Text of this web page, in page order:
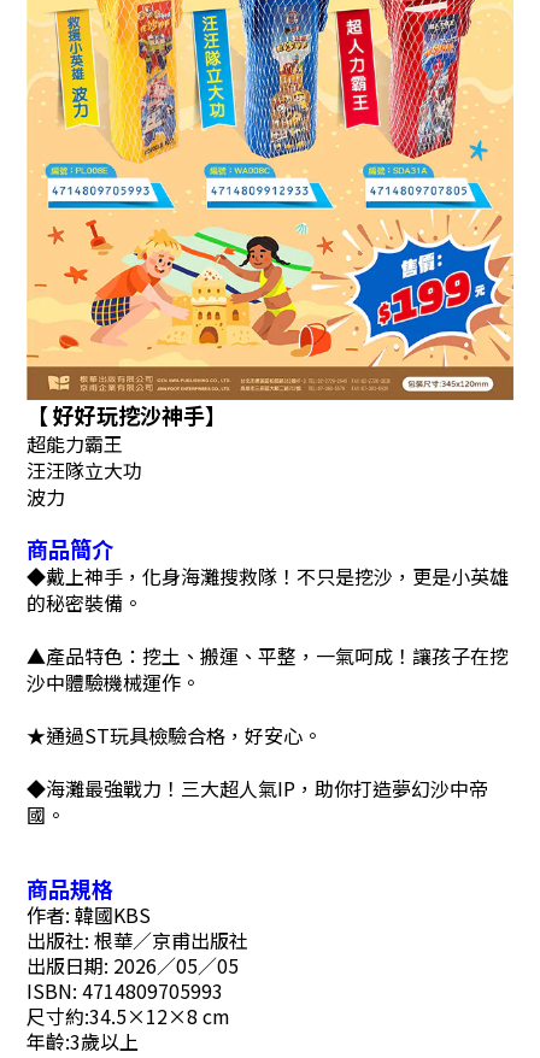
【好好玩挖沙神手】
超能力霸王
汪汪隊立大功
波力
商品簡介
◆戴上神手，化身海灘搜救隊！不只是挖沙，更是小英雄
的秘密裝備。
▲產品特色：挖土、搬運、平整，一氣呵成！讓孩子在挖
沙中體驗機械運作。
★通過ST玩具檢驗合格，好安心。
◆海灘最強戰力！三大超人氣IP，助你打造夢幻沙中帝
國。
商品規格
作者: 韓國KBS
出版社: 根華／京甫出版社
出版日期: 2026／05／05
ISBN: 4714809705993
尺寸約:34.5×12×8 cm
年齡:3歲以上